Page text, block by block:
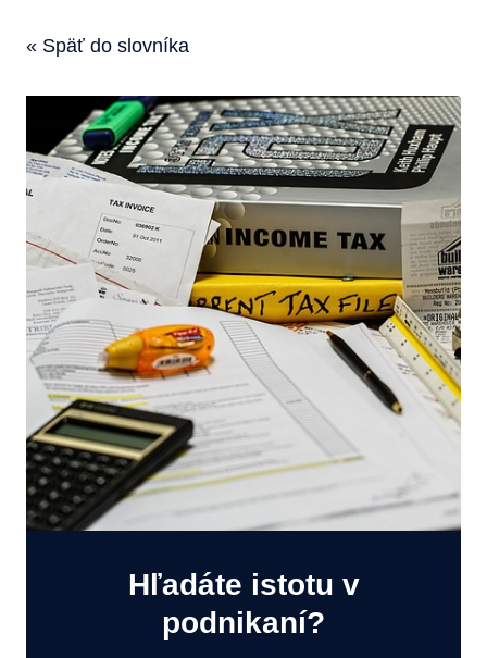
« Späť do slovníka
Hľadáte istotu v
podnikaní?